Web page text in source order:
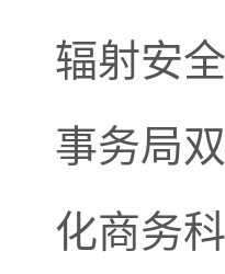
辐射安
事务局
化商务